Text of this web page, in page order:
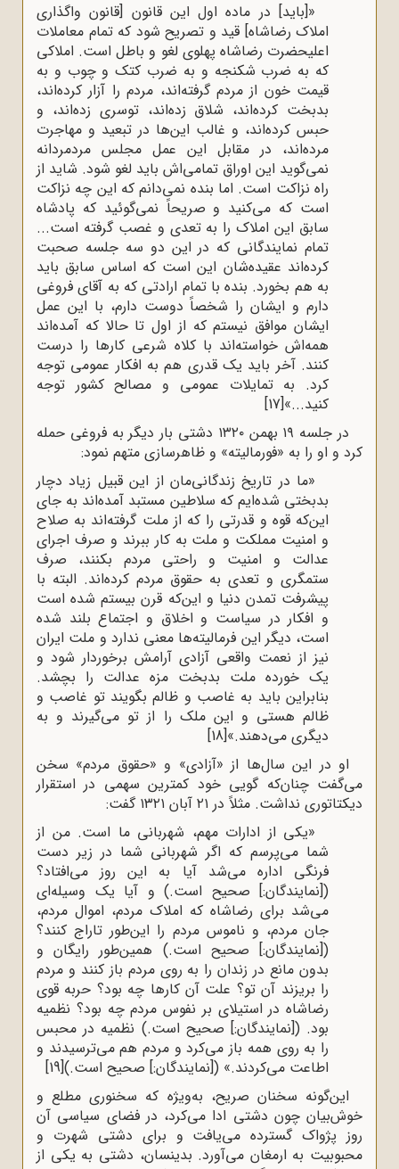
«[باید] در ماده اول این قانون [قانون واگذاری
املاک رضاشاه] قید و تصریح شود که تمام معاملات
اعلیحضرت رضاشاه پهلوی لغو و باطل است. املاکی
که به ضرب شکنجه و به ضرب کتک و چوب و به
قیمت خون از مردم گرفته‌اند، مردم را آزار کرده‌اند،
بدبخت کرده‌اند، شلاق زده‌اند، توسری زده‌اند، و
حبس کرده‌اند، و غالب این‌ها در تبعید و مهاجرت
مرده‌اند، در مقابل این عمل مجلس مردمردانه
نمی‌گوید این اوراق تمامی‌اش باید لغو شود. شاید از
راه نزاکت است. اما بنده نمی‌دانم که این چه نزاکت
است که می‌کنید و صریحاً نمی‌گوئید که پادشاه
سابق این املاک را به تعدی و غصب گرفته است...
تمام نمایندگانی که در این دو سه جلسه صحبت
کرده‌اند عقیده‌شان این است که اساس سابق باید
به هم بخورد. بنده با تمام ارادتی که به آقای فروغی
دارم و ایشان را شخصاً دوست دارم، با این عمل
ایشان موافق نیستم که از اول تا حالا که آمده‌اند
همه‌اش خواسته‌اند با کلاه شرعی کارها را درست
کنند. آخر باید یک قدری هم به افکار عمومی توجه
کرد. به تمایلات عمومی و مصالح کشور توجه
کنید...»[17]
در جلسه ۱۹ بهمن ۱۳۲۰ دشتی بار دیگر به فروغی حمله
کرد و او را به «فورمالیته» و ظاهرسازی متهم نمود:
«ما در تاریخ زندگانی‌مان از این قبیل زیاد دچار
بدبختی شده‌ایم که سلاطین مستبد آمده‌اند به جای
این‌که قوه و قدرتی را که از ملت گرفته‌اند به صلاح
و امنیت مملکت و ملت به کار ببرند و صرف اجرای
عدالت و امنیت و راحتی مردم بکنند، صرف
ستمگری و تعدی به حقوق مردم کرده‌اند. البته با
پیشرفت تمدن دنیا و این‌که قرن بیستم شده است
و افکار در سیاست و اخلاق و اجتماع بلند شده
است، دیگر این فرمالیته‌ها معنی ندارد و ملت ایران
نیز از نعمت واقعی آزادی آرامش برخوردار شود و
یک خورده ملت بدبخت مزه عدالت را بچشد.
بنابراین باید به غاصب و ظالم بگویند تو غاصب و
ظالم هستی و این ملک را از تو می‌گیرند و به
دیگری می‌دهند.»[18]
او در این سال‌ها از «آزادی» و «حقوق مردم» سخن
می‌گفت چنان‌که گویی خود کمترین سهمی در استقرار
دیکتاتوری نداشت. مثلاً در ۲۱ آبان ۱۳۲۱ گفت:
«یکی از ادارات مهم، شهربانی ما است. من از
شما می‌پرسم که اگر شهربانی شما در زیر دست
فرنگی اداره می‌شد آیا به این روز می‌افتاد؟
([نمایندگان:] صحیح است.) و آیا یک وسیله‌ای
می‌شد برای رضاشاه که املاک مردم، اموال مردم،
جان مردم، و ناموس مردم را این‌طور تاراج کنند؟
([نمایندگان:] صحیح است.) همین‌طور رایگان و
بدون مانع در زندان را به روی مردم باز کنند و مردم
را بریزند آن تو؟ علت آن کارها چه بود؟ حربه قوی
رضاشاه در استیلای بر نفوس مردم چه بود؟ نظمیه
بود. ([نمایندگان:] صحیح است.) نظمیه در محبس
را به روی همه باز می‌کرد و مردم هم می‌ترسیدند و
اطاعت می‌کردند.» ([نمایندگان:] صحیح است.)[19]
این‌گونه سخنان صریح، به‌ویژه که سخنوری مطلع و
خوش‌بیان چون دشتی ادا می‌کرد، در فضای سیاسی آن
روز پژواک گسترده می‌یافت و برای دشتی شهرت و
محبوبیت به ارمغان می‌آورد. بدینسان، دشتی به یکی از